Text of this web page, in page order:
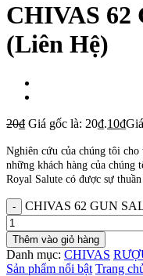
CHIVAS 62
(Liên Hệ)
20₫ Giá gốc là: 20₫.10₫
Nghiên cứu của chúng tôi
những khách hàng của
Royal Salute có được sự
CHIVAS 62 GUN
Thêm vào giỏ hàng
Danh mục: CHIVAS
Sản phẩm nổi bật Trang